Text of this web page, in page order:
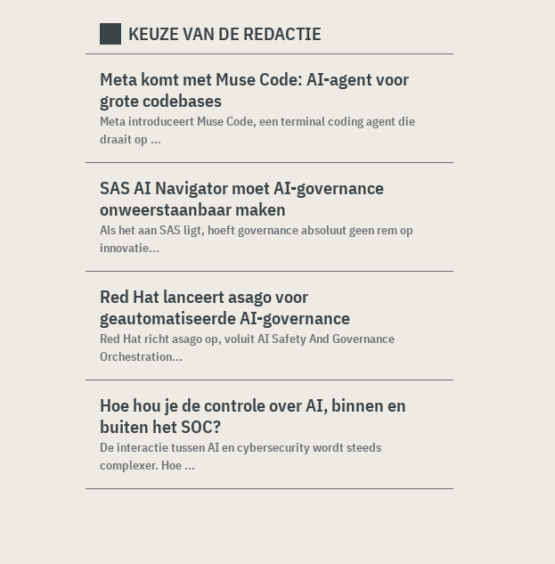
KEUZE VAN DE REDACTIE
Meta komt met Muse Code: AI-agent voor
grote codebases
Meta introduceert Muse Code, een terminal coding agent die
draait op ...
SAS AI Navigator moet AI-governance
onweerstaanbaar maken
Als het aan SAS ligt, hoeft governance absoluut geen rem op
innovatie...
Red Hat lanceert asago voor
geautomatiseerde AI-governance
Red Hat richt asago op, voluit AI Safety And Governance
Orchestration...
Hoe hou je de controle over AI, binnen en
buiten het SOC?
De interactie tussen AI en cybersecurity wordt steeds
complexer. Hoe ...